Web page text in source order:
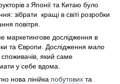
з Японії та Китаю було
зібрати кращі в світі розробки
повітря.
маркетингове дослідження в
та Європи. Дослідження мало
споживачів, який саме
у себе вдома.
нова лінійка побутових та